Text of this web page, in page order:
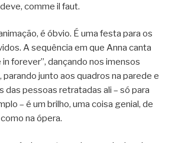
comme il faut.
é óbvio. É uma festa para os
A sequência em que Anna canta
forever”, dançando nos imensos
parando junto aos quadros na parede e
das pessoas retratadas ali – só para
– é um brilho, uma coisa genial, de
na ópera.